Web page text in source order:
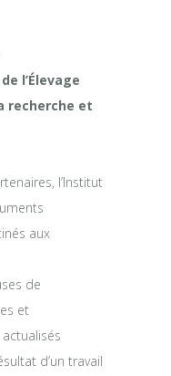
l’Élevage
recherche et
l’Institut
aux
de
et
d’un travail